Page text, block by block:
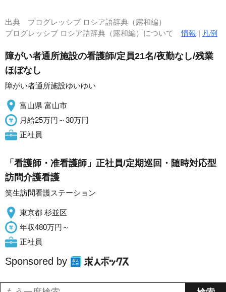
出典 プログレッシブ ロシア語辞典（露和編）
プログレッシブ ロシア語辞典（露和編）について情報 | 凡例
障がい者通所施設の看護師/定員21名/夜勤なし/残業
ほぼなし
障がい者通所施設ゆいゆい
富山県 富山市
月給25万円～30万円
正社員
「看護師・准看護師」正社員/定期巡回・随時対応型
訪問介護看護
笑生訪問看護ステーション
東京都 杉並区
年収480万円～
正社員
Sponsored by